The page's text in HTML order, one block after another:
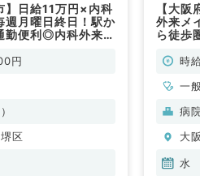
】日給11万円×内科
月曜日終日！駅か
勤便利◎内科外来・
常勤）
円
区
【大
外来メ
ら徒歩
（一時
一
病
大
水